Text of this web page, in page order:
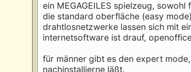
ein MEGAGEILES spielzeug,
die standard oberfläche (easy
drahtlosnetzwerke lassen sich mit
internetsoftware ist drauf,
für männer gibt es den expert
nachinstallierne läßt.